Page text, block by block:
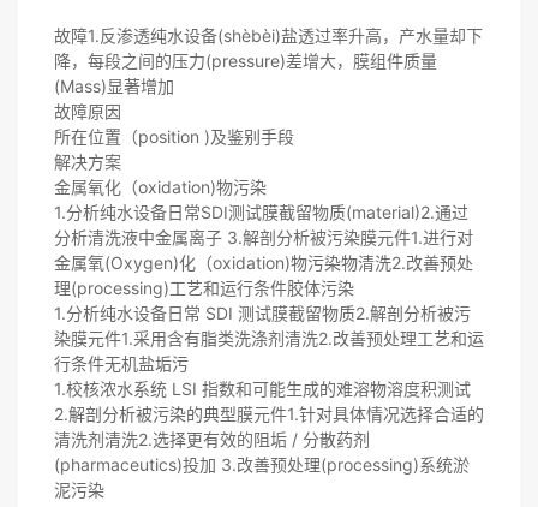
故障1.反渗透纯水设备(shèbèi)盐透过率升高，产水量却下
降，每段之间的压力(pressure)差增大，膜组件质量
(Mass)显著增加
故障原因
所在位置（position )及鉴别手段
解决方案
金属氧化（oxidation)物污染
1.分析纯水设备日常SDI测试膜截留物质(material)2.通过
分析清洗液中金属离子 3.解剖分析被污染膜元件1.进行对
金属氧(Oxygen)化（oxidation)物污染物清洗2.改善预处
理(processing)工艺和运行条件胶体污染
1.分析纯水设备日常 SDI 测试膜截留物质2.解剖分析被污
染膜元件1.采用含有脂类洗涤剂清洗2.改善预处理工艺和运
行条件无机盐垢污
1.校核浓水系统 LSI 指数和可能生成的难溶物溶度积测试
2.解剖分析被污染的典型膜元件1.针对具体情况选择合适的
清洗剂清洗2.选择更有效的阻垢 / 分散药剂
(pharmaceutics)投加 3.改善预处理(processing)系统淤
泥污染